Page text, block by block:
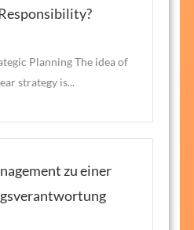
Planning The idea of
strategy is...
zu einer